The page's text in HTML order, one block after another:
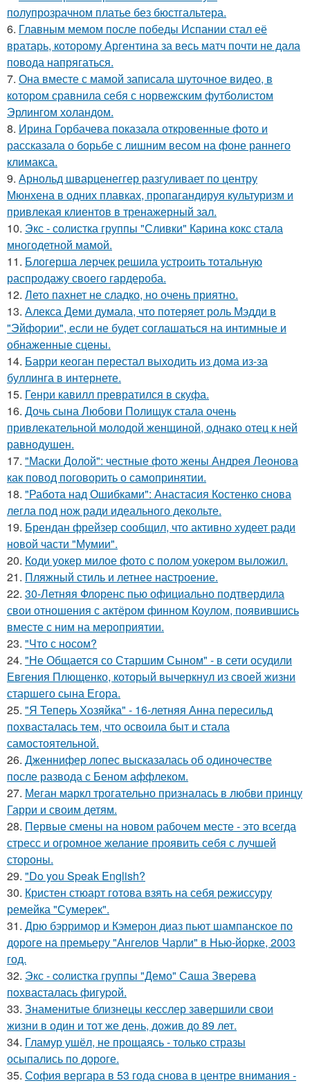
полупрозрачном платье без бюстгальтера.
6. Главным мемом после победы Испании стал её
вратарь, которому Аргентина за весь матч почти не дала
повода напрягаться.
7. Она вместе с мамой записала шуточное видео, в
котором сравнила себя с норвежским футболистом
Эрлингом холандом.
8. Ирина Горбачева показала откровенные фото и
рассказала о борьбе с лишним весом на фоне раннего
климакса.
9. Арнольд шварценеггер разгуливает по центру
Мюнхена в одних плавках, пропагандируя культуризм и
привлекая клиентов в тренажерный зал.
10. Экс - солистка группы "Сливки" Карина кокс стала
многодетной мамой.
11. Блогерша лерчек решила устроить тотальную
распродажу своего гардероба.
12. Лето пахнет не сладко, но очень приятно.
13. Алекса Деми думала, что потеряет роль Мэдди в
"Эйфории", если не будет соглашаться на интимные и
обнаженные сцены.
14. Барри кеоган перестал выходить из дома из-за
буллинга в интернете.
15. Генри кавилл превратился в скуфа.
16. Дочь сына Любови Полищук стала очень
привлекательной молодой женщиной, однако отец к ней
равнодушен.
17. "Маски Долой": честные фото жены Андрея Леонова
как повод поговорить о самопринятии.
18. "Работа над Ошибками": Анастасия Костенко снова
легла под нож ради идеального декольте.
19. Брендан фрейзер сообщил, что активно худеет ради
новой части "Мумии".
20. Коди уокер милое фото с полом уокером выложил.
21. Пляжный стиль и летнее настроение.
22. 30-Летняя Флоренс пью официально подтвердила
свои отношения с актёром финном Коулом, появившись
вместе с ним на мероприятии.
23. "Что с носом?
24. "Не Общается со Старшим Сыном" - в сети осудили
Евгения Плющенко, который вычеркнул из своей жизни
старшего сына Егора.
25. "Я Теперь Хозяйка" - 16-летняя Анна пересильд
похвасталась тем, что освоила быт и стала
самостоятельной.
26. Дженнифер лопес высказалась об одиночестве
после развода с Беном аффлеком.
27. Меган маркл трогательно призналась в любви принцу
Гарри и своим детям.
28. Первые смены на новом рабочем месте - это всегда
стресс и огромное желание проявить себя с лучшей
стороны.
29. "Do you Speak English?
30. Кристен стюарт готова взять на себя режиссуру
ремейка "Сумерек".
31. Дрю бэрримор и Кэмерон диаз пьют шампанское по
дороге на премьеру "Ангелов Чарли" в Нью-йорке, 2003
год.
32. Экс - coлистка группы "Демо" Саша Зверева
пoхвасталась фигуpoй.
33. Знаменитые близнецы кесслер завершили свои
жизни в один и тот же день, дожив до 89 лет.
34. Гламур ушёл, не прощаясь - только стразы
осыпались по дороге.
35. София вергара в 53 года снова в центре внимания -